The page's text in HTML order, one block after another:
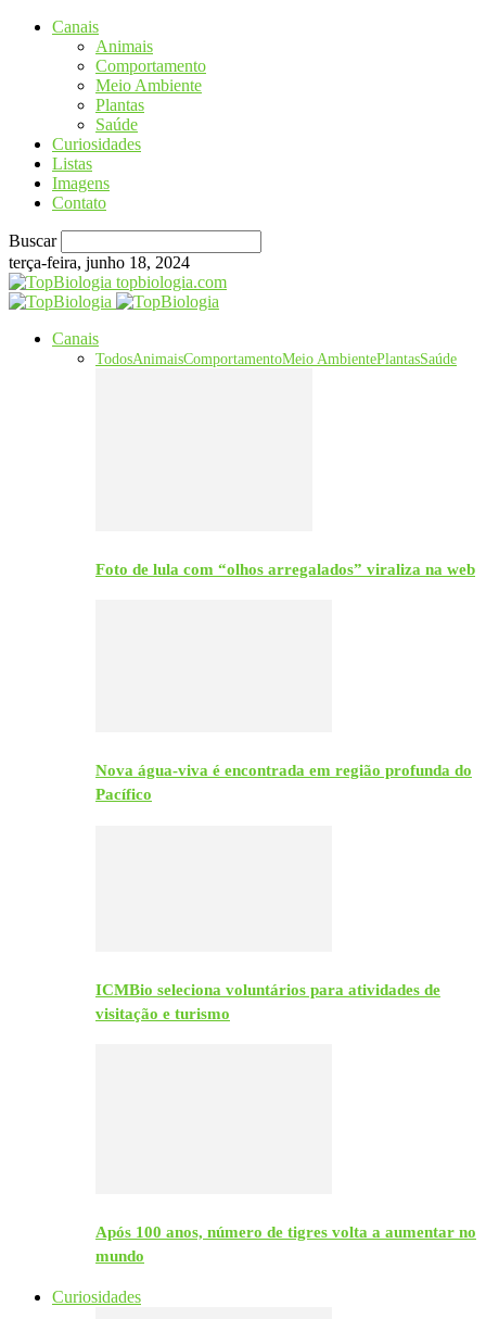
Canais
Animais
Comportamento
Meio Ambiente
Plantas
Saúde
Curiosidades
Listas
Imagens
Contato
Buscar
terça-feira, junho 18, 2024
topbiologia.com
Canais
TodosAnimaisComportamentoMeio AmbientePlantasSaúde
Foto de lula com “olhos arregalados” viraliza na web
Nova água-viva é encontrada em região profunda do
Pacífico
ICMBio seleciona voluntários para atividades de
visitação e turismo
Após 100 anos, número de tigres volta a aumentar no
mundo
Curiosidades